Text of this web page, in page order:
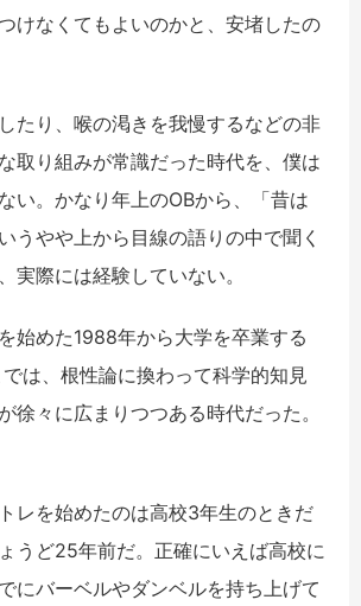
けなくてもよいのかと、安堵したの
たり、喉の渇きを我慢するなどの非
取り組みが常識だった時代を、僕は
い。かなり年上のOBから、「昔は
うやや上から目線の語りの中で聞く
実際には経験していない。
始めた1988年から大学を卒業する
は、根性論に換わって科学的知見
徐々に広まりつつある時代だった。
レを始めたのは高校3年生のときだ
うど25年前だ。正確にいえば高校に
にバーベルやダンベルを持ち上げて